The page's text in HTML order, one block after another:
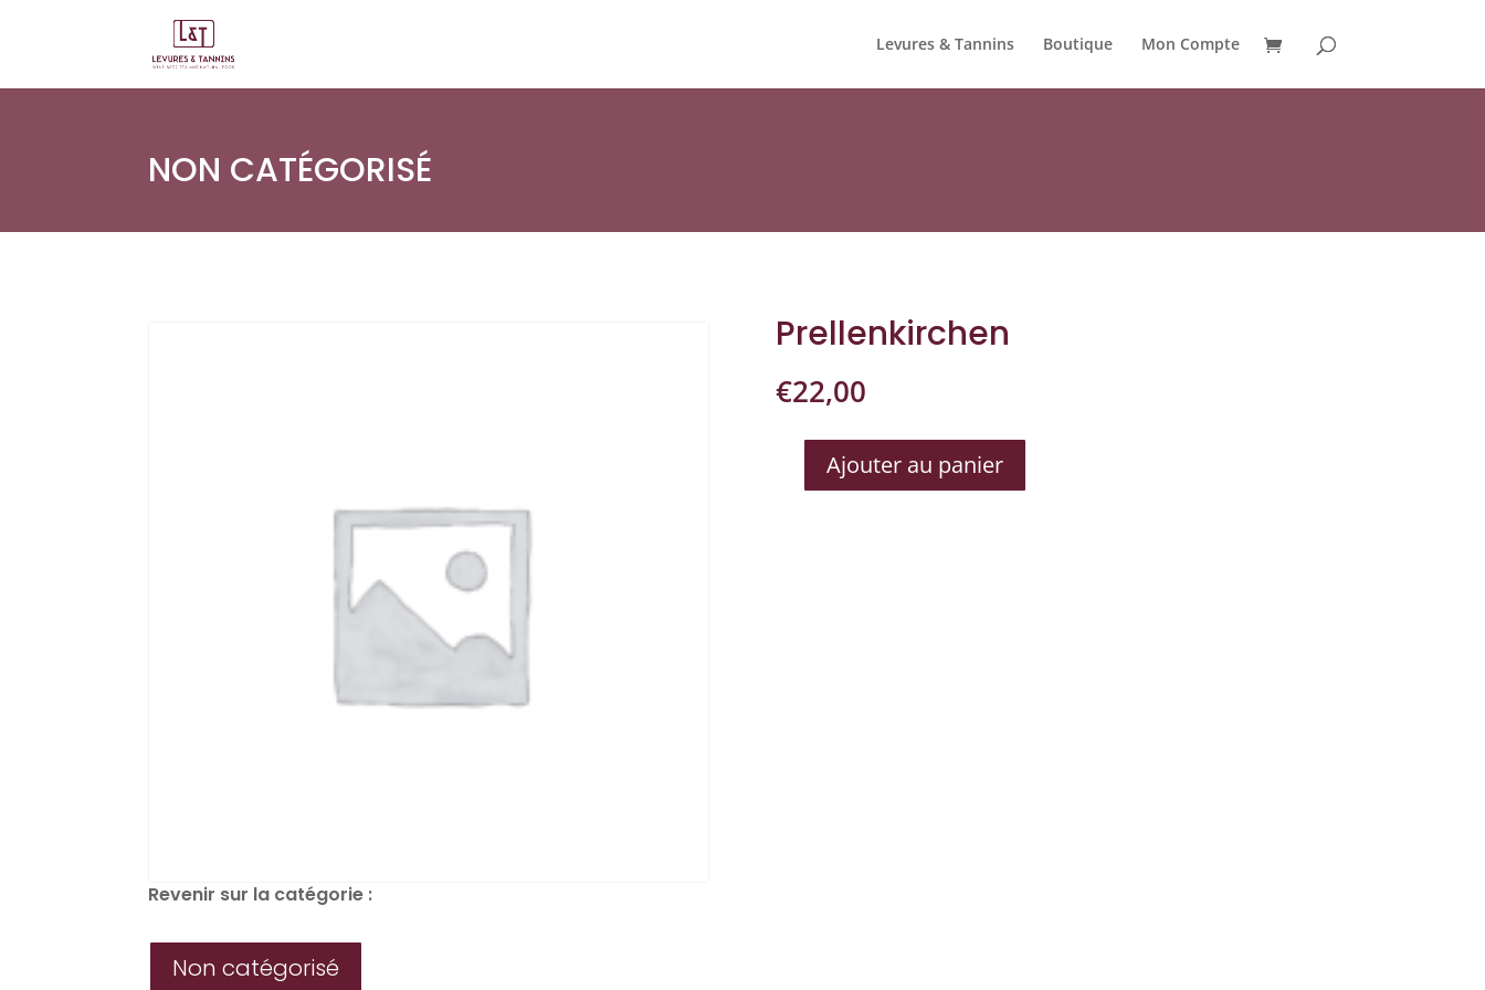
Levures & Tannins Boutique Mon Compte
NON CATÉGORISÉ
Revenir sur la catégorie :
Non catégorisé
Prellenkirchen
€22,00
QUANTITÉAjouter au panier